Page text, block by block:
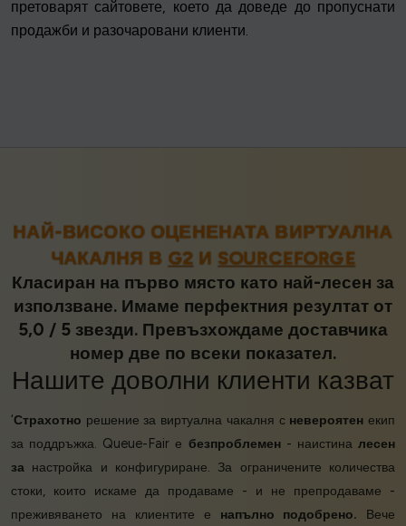
претоварят сайтовете, което да доведе до пропуснати
продажби и разочаровани клиенти.
НАЙ-ВИСОКО ОЦЕНЕНАТА ВИРТУАЛНА
ЧАКАЛНЯ ВG2 И SOURCEFORGE
Класиран на първо място като най-лесен за
използване. Имаме перфектния резултат от
5,0 / 5 звезди. Превъзхождаме доставчика
номер две по всеки показател.
Нашите доволни клиенти казват
‘Страхотно решение за виртуална чакалня с невероятен екип
за поддръжка. Queue-Fair е безпроблемен- наистиналесен
за настройка и конфигуриране. За ограничените количества
стоки, които искаме да продаваме - и не препродаваме -
преживяването на клиентите е напълно подобрено. Вече